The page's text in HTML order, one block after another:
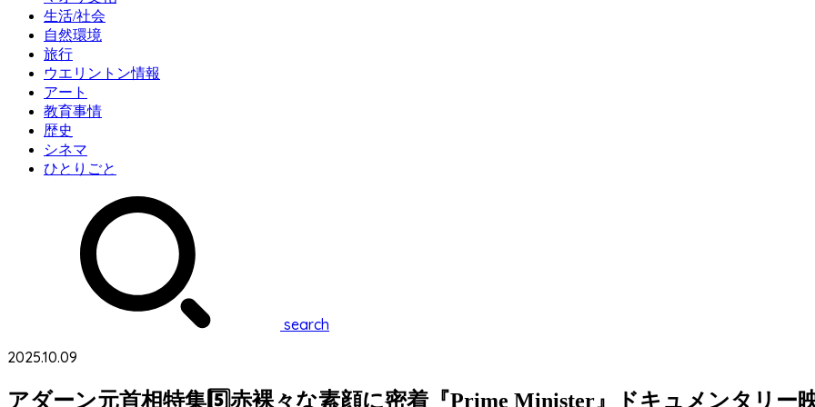
生活/社会
自然環境
旅行
ウエリントン情報
アート
教育事情
歴史
シネマ
ひとりごと
search
2025.10.09
アダーン元首相特集5️⃣赤裸々な素顔に密着『Prime Minister』ドキュメンタリー